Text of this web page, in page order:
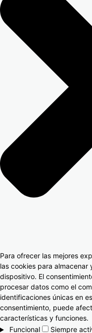
Para ofrecer las mejores
las cookies para
dispositivo. El
procesar datos como el
identificaciones únicas en
consentimiento, puede
características y funciones.
Funcional
Siempre